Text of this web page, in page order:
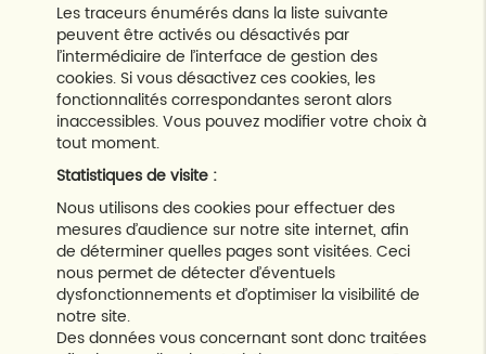
Les traceurs énumérés dans la liste suivante
peuvent être activés ou désactivés par
l’intermédiaire de l’interface de gestion des
cookies. Si vous désactivez ces cookies, les
fonctionnalités correspondantes seront alors
inaccessibles. Vous pouvez modifier votre choix à
tout moment.
Statistiques de visite :
Nous utilisons des cookies pour effectuer des
mesures d’audience sur notre site internet, afin
de déterminer quelles pages sont visitées. Ceci
nous permet de détecter d’éventuels
dysfonctionnements et d’optimiser la visibilité de
notre site.
Des données vous concernant sont donc traitées